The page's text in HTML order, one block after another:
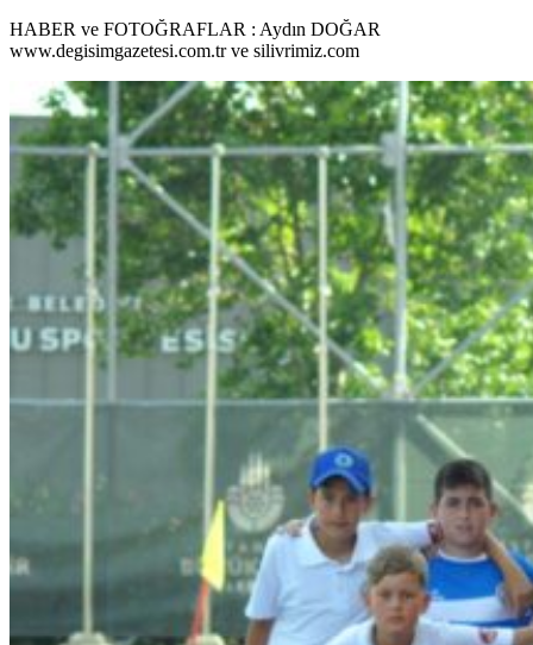
HABER ve FOTOĞRAFLAR : Aydın DOĞAR
www.degisimgazetesi.com.tr ve silivrimiz.com